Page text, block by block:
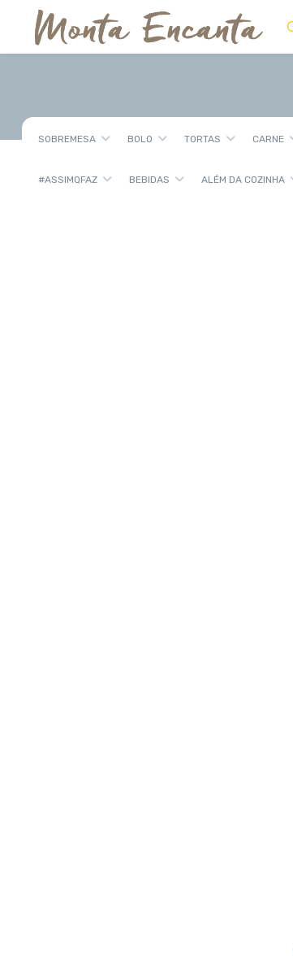
SOBREMESA BOLO TORTAS CARNE
#ASSIMQFAZ BEBIDAS ALÉM DA COZINHA